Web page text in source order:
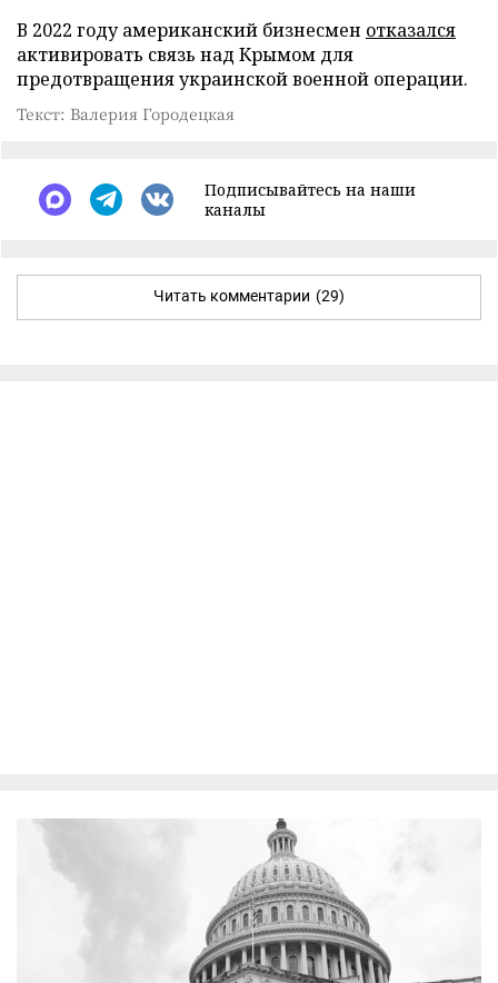
В 2022 году американский бизнесмен отказался
активировать связь над Крымом для
предотвращения украинской военной операции.
Текст: Валерия Городецкая
Подписывайтесь на наши
каналы
Читать комментарии (29)